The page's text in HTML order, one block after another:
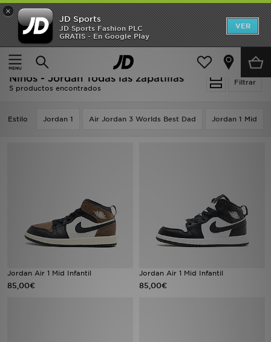
×
JD Sports
JD Sports Fashion PLC
GRATIS - En Google Play
VER
Página principal
Niños
Calzado infantil (tallas 28-35)
Filtrar
Niños - Jordan Todas las zapatillas
5 productos encontrados
Estilo Jordan 1 Air Jordan 3 Worlds Best Dad Jordan 1 Mid
Jordan Air 1 Mid Infantil
85,00€
Jordan Air 1 Mid Infantil
85,00€
Hombre
Mujer
Niños
Ofertas
TARJETA REGALO